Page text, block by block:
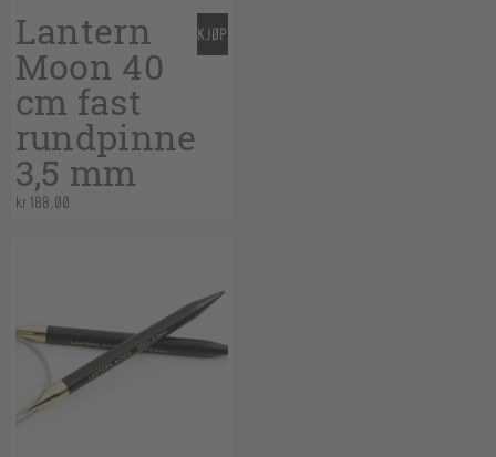
Lantern
Moon 40
cm fast
rundpinne
3,5 mm
kr188,00
KJØP